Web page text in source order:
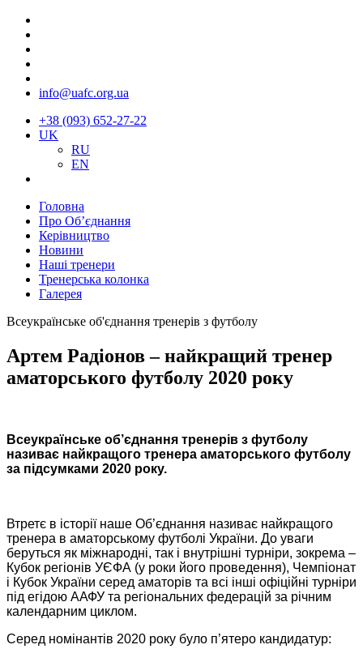
info@uafc.org.ua
+38 (093) 652-27-22
UK
RU
EN
Головна
Про Об’єднання
Керівництво
Новини
Наші тренери
Тренерська колонка
Галерея
Всеукраїнське об'єднання тренерів з футболу
Артем Радіонов – найкращий тренер
аматорського футболу 2020 року
Всеукраїнське об’єднання тренерів з футболу
називає найкращого тренера аматорського футболу
за підсумками 2020 року.
Втретє в історії наше Об’єднання називає найкращого
тренера в аматорському футболі України. До уваги
беруться як міжнародні, так і внутрішні турніри, зокрема –
Кубок регіонів УЄФА (у роки його проведення), Чемпіонат
і Кубок України серед аматорів та всі інші офіційні турніри
під егідою ААФУ та регіональних федерацій за річним
календарним циклом.
Серед номінантів 2020 року було п’ятеро кандидатур: